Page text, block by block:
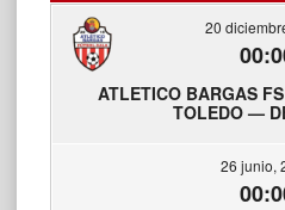
20
ATLETICO BARGAS
TOLEDO —
26 junio,